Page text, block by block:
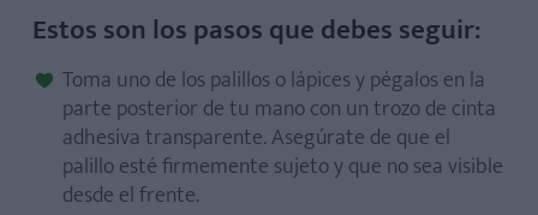
Estos son los pasos que debes seguir:
Toma uno de los palillos o lápices y pégalos en la
parte posterior de tu mano con un trozo de cinta
adhesiva transparente. Asegúrate de que el
palillo esté firmemente sujeto y que no sea visible
desde el frente.